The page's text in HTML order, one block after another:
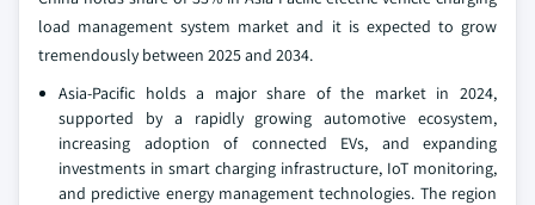
load management system market and it is expected to grow
tremendously between 2025 and 2034.
Asia-Pacific holds a major share of the market in 2024,
supported by a rapidly growing automotive ecosystem,
increasing adoption of connected EVs, and expanding
investments in smart charging infrastructure, IoT monitoring,
and predictive energy management technologies. The region